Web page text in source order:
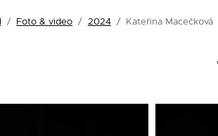
/ Foto & video / 2024 / Kateřina Macečková